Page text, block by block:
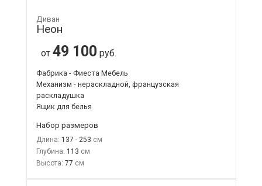
Диван
Неон
от 49 100 руб.
Фабрика - Фиеста Мебель
Механизм - нераскладной, французская
раскладушка
Ящик для белья
Набор размеров
Длина: 137 - 253
Глубина: 113
Высота: 77